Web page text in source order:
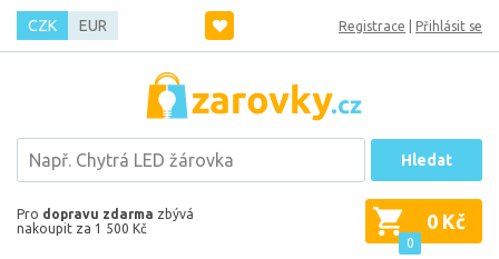
CZK EUR Registrace Přihlásit se
Hledat
Pro dopravu zdarma zbývá
nakoupit za 1 500 Kč
0
0 Kč